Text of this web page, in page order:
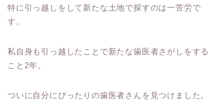
特に引っ越しをして新たな土地で探すのは一苦労で
す。
私自身も引っ越したことで新たな歯医者さがしをする
こと2年。
ついに自分にぴったりの歯医者さんを見つけました。